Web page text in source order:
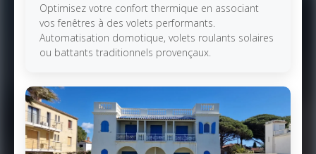
Optimisez votre confort thermique en associant
vos fenêtres à des volets performants.
Automatisation domotique, volets roulants solaires
ou battants traditionnels provençaux.